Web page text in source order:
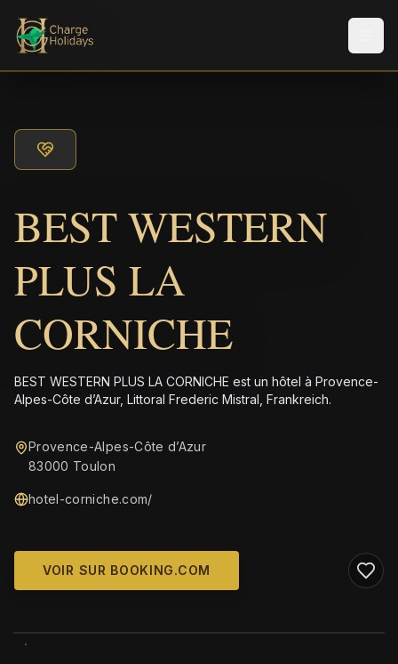
BEST WESTERN
PLUS LA
CORNICHE
BEST WESTERN PLUS LA CORNICHE est un hôtel à Provence-
Alpes-Côte d’Azur, Littoral Frederic Mistral, Frankreich.
Provence-Alpes-Côte d’Azur
83000 Toulon
hotel-corniche.com/
VOIR SUR BOOKING.COM